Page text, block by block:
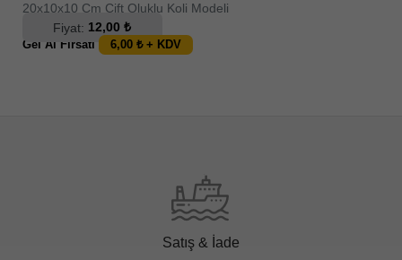
20x10x10 Cm Çift Oluklu Koli Modeli
Fiyat: 12,00 ₺
Gel Al Fırsatı
6,00 ₺ + KDV
SEPETE EKLE
Satış & İade